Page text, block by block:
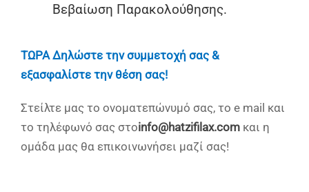
Βεβαίωση Παρακολούθησης.
ΤΩΡΑ Δηλώστε την συμμετοχή σας &
εξασφαλίστε την θέση σας!
Στείλτε μας το ονοματεπώνυμό σας, το e mail και
το τηλέφωνό σας στοinfo@hatzifilax.com και η
ομάδα μας θα επικοινωνήσει μαζί σας!